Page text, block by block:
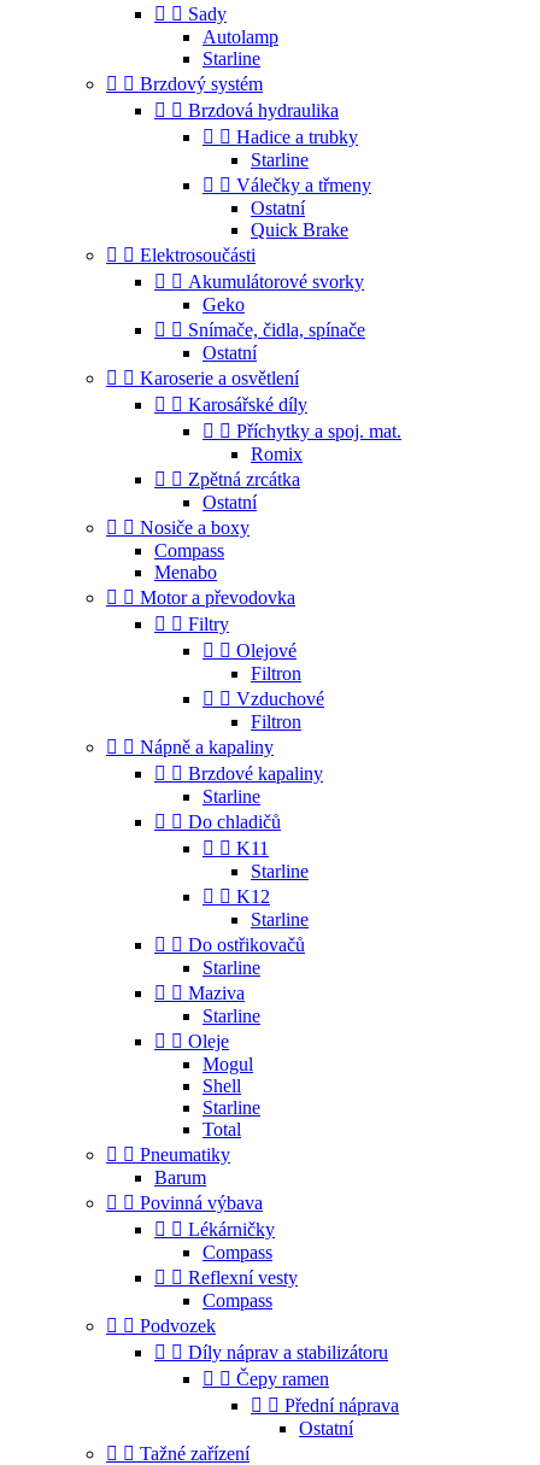
  Sady
Autolamp
Starline
  Brzdový systém
  Brzdová hydraulika
  Hadice a trubky
Starline
  Válečky a třmeny
Ostatní
Quick Brake
  Elektrosoučásti
  Akumulátorové svorky
Geko
  Snímače, čidla, spínače
Ostatní
  Karoserie a osvětlení
  Karosářské díly
  Příchytky a spoj. mat.
Romix
  Zpětná zrcátka
Ostatní
  Nosiče a boxy
Compass
Menabo
  Motor a převodovka
  Filtry
  Olejové
Filtron
  Vzduchové
Filtron
  Nápně a kapaliny
  Brzdové kapaliny
Starline
  Do chladičů
  K11
Starline
  K12
Starline
  Do ostřikovačů
Starline
  Maziva
Starline
  Oleje
Mogul
Shell
Starline
Total
  Pneumatiky
Barum
  Povinná výbava
  Lékárničky
Compass
  Reflexní vesty
Compass
  Podvozek
  Díly náprav a stabilizátoru
  Čepy ramen
  Přední náprava
Ostatní
  Tažné zařízení